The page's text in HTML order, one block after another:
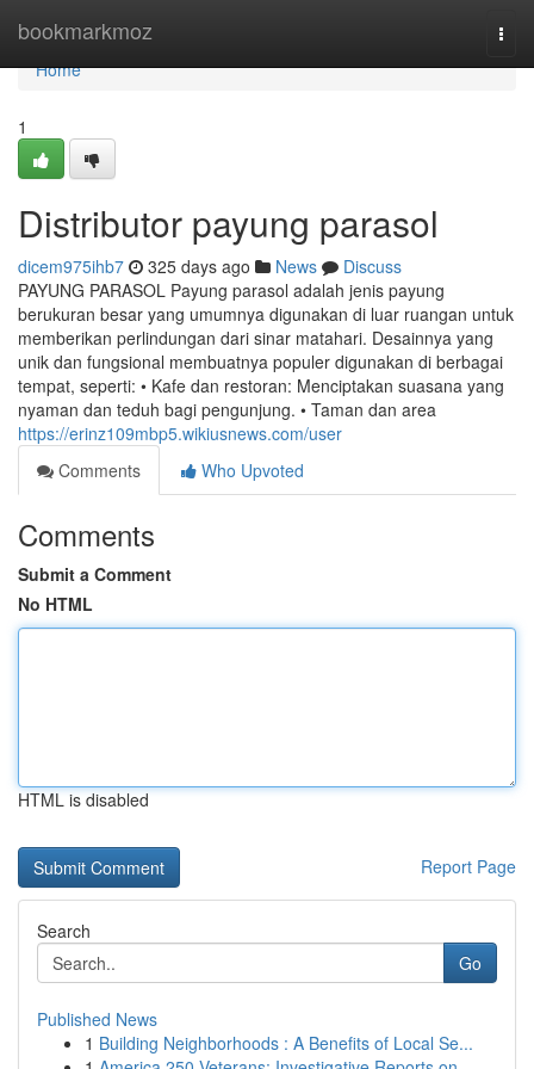
bookmarkmoz
Home
Home
1
Distributor payung parasol
dicem975ihb7 325 days ago News
Discuss
PAYUNG PARASOL Payung parasol adalah jenis payung
berukuran besar yang umumnya digunakan di luar ruangan untuk
memberikan perlindungan dari sinar matahari. Desainnya yang
unik dan fungsional membuatnya populer digunakan di berbagai
tempat, seperti: • Kafe dan restoran: Menciptakan suasana yang
nyaman dan teduh bagi pengunjung. • Taman dan area
https://erinz109mbp5.wikiusnews.com/user
Comments
Who Upvoted
Comments
Submit a Comment
No HTML
HTML is disabled
Report Page
Search
Go
Published News
1 Building Neighborhoods : A Benefits of Local Se...